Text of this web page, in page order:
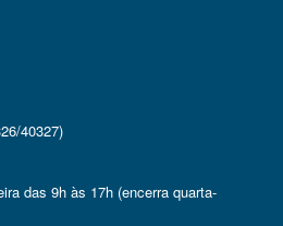
40327)
das 9h às 17h (encerra quarta-